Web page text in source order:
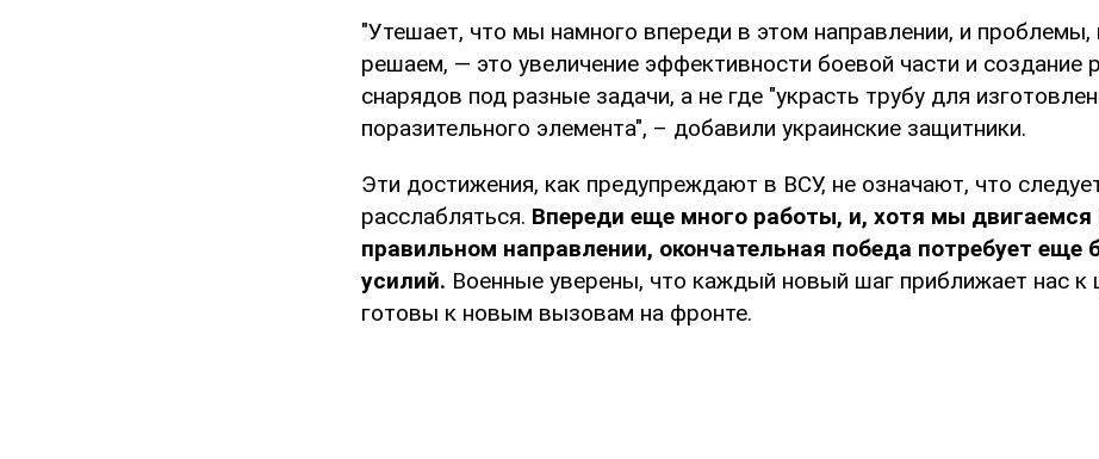
"Утешает, что мы намного впереди в этом направлении, и
решаем, — это увеличение эффективности боевой части и создание
снарядов под разные задачи, а не где "украсть трубу для
поразительного элемента", – добавили украинские защитники.
Эти достижения, как предупреждают в ВСУ, не означают, что
расслабляться. Впереди еще много работы, и, хотя мы двигаемся
правильном направлении, окончательная победа потребует еще
усилий. Военные уверены, что каждый новый шаг приближает нас к
готовы к новым вызовам на фронте.